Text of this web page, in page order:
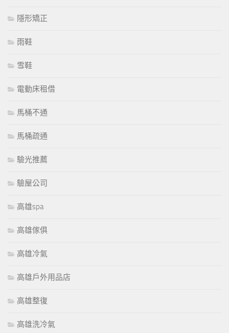
隱形矯正
雨鞋
雪鞋
電動床租借
馬桶不通
馬桶疏通
驗光推薦
驗屋公司
高雄spa
高雄傢俱
高雄冷氣
高雄戶外用品店
高雄整復
高雄洗冷氣